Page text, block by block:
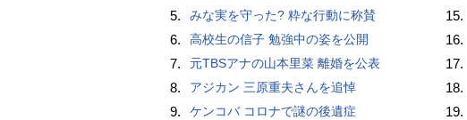
5. みな実を守った? 粋な行動に称賛
6. 高校生の信子 勉強中の姿を公開
7. 元TBSアナの山本里菜 離婚を公表
8. アジカン 三原重夫さんを追悼
9. ケンコバ コロナで謎の後遺症
15.
16.
17.
18.
19.